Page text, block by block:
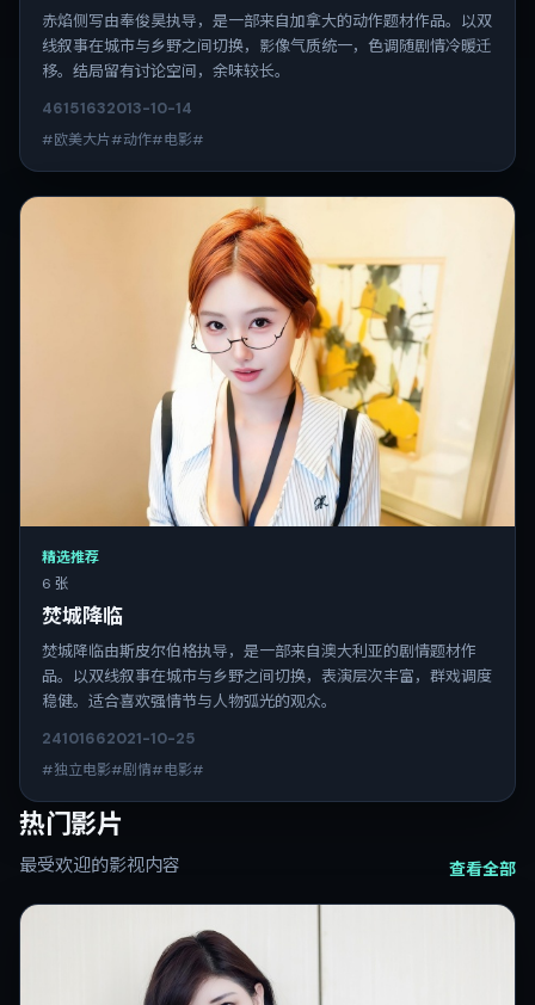
赤焰侧写由奉俊昊执导，是一部来自加拿大的动作题材作品。以双
线叙事在城市与乡野之间切换，影像气质统一，色调随剧情冷暖迁
移。结局留有讨论空间，余味较长。
46151632013-10-14
#欧美大片#动作#电影#
精选推荐
6 张
焚城降临
焚城降临由斯皮尔伯格执导，是一部来自澳大利亚的剧情题材作
品。以双线叙事在城市与乡野之间切换，表演层次丰富，群戏调度
稳健。适合喜欢强情节与人物弧光的观众。
24101662021-10-25
#独立电影#剧情#电影#
热门影片
最受欢迎的影视内容 查看全部